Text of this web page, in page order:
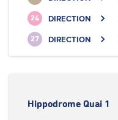
24 DIRECTION
27 DIRECTION
Hippodrome Quai 1